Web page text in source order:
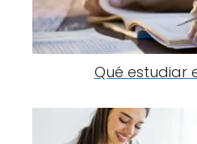
Qué estudiar